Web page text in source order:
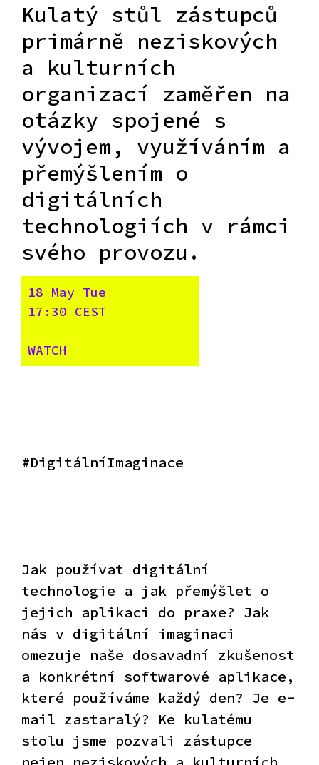
Kulatý stůl zástupců
primárně neziskových
a kulturních
organizací zaměřen na
otázky spojené s
vývojem, využíváním a
přemýšlením o
digitálních
technologiích v rámci
svého provozu.
18 May Tue
17:30 CEST
WATCH
#DigitálníImaginace
Jak používat digitální
technologie a jak přemýšlet o
jejich aplikaci do praxe? Jak
nás v digitální imaginaci
omezuje naše dosavadní zkušenost
a konkrétní softwarové aplikace,
které používáme každý den? Je e-
mail zastaralý? Ke kulatému
stolu jsme pozvali zástupce